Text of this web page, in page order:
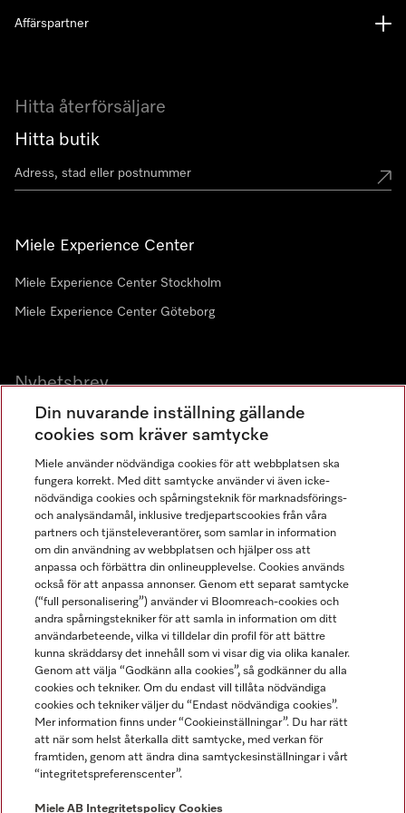
Hitta återförsäljare
Hitta butik
Miele Experience Center
Miele Experience Center Stockholm
Miele Experience Center Göteborg
Nyhetsbrev
Gå med i vår gemenskap
Affärspartner
Miele AB
Allmänna villkor
Användarvillkor
Miele tillgänglighetsförklaring
Lagen om digitala tjänster
Miele på LinkedIn
Miele på Facebook
Miele på Instagram
Miele på Youtube
Din nuvarande inställning gällande
cookies som kräver samtycke
Miele använder nödvändiga cookies för att webbplatsen ska
fungera korrekt. Med ditt samtycke använder vi även icke-
nödvändiga cookies och spårningsteknik för marknadsförings-
och analysändamål, inklusive tredjepartscookies från våra
partners och tjänsteleverantörer, som samlar in information
om din användning av webbplatsen och hjälper oss att
anpassa och förbättra din onlineupplevelse. Cookies används
också för att anpassa annonser. Genom ett separat samtycke
(“full personalisering”) använder vi Bloomreach-cookies och
andra spårningstekniker för att samla in information om ditt
användarbeteende, vilka vi tilldelar din profil för att bättre
kunna skräddarsy det innehåll som vi visar dig via olika kanaler.
Genom att välja “Godkänn alla cookies”, så godkänner du alla
cookies och tekniker. Om du endast vill tillåta nödvändiga
cookies och tekniker väljer du “Endast nödvändiga cookies”.
Mer information finns under “Cookieinställningar”. Du har rätt
att när som helst återkalla ditt samtycke, med verkan för
framtiden, genom att ändra dina samtyckesinställningar i vårt
“integritetspreferenscenter”.
Miele AB Integritetspolicy Cookies